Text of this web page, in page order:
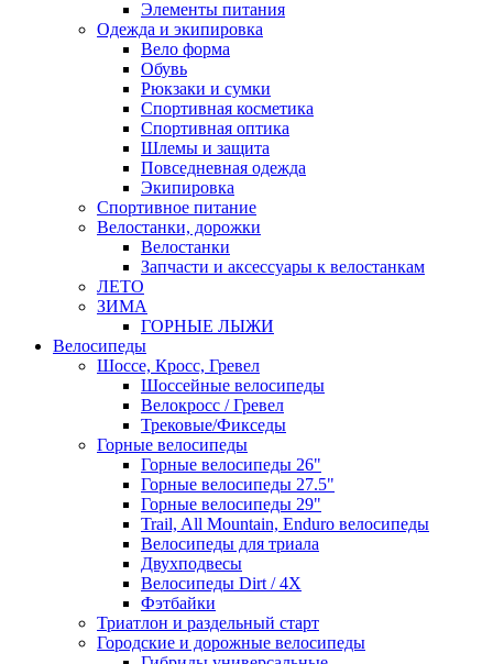
Элементы питания
Одежда и экипировка
Вело форма
Обувь
Рюкзаки и сумки
Спортивная косметика
Спортивная оптика
Шлемы и защита
Повседневная одежда
Экипировка
Спортивное питание
Велостанки, дорожки
Велостанки
Запчасти и аксессуары к велостанкам
ЛЕТО
ЗИМА
ГОРНЫЕ ЛЫЖИ
Велосипеды
Шоссе, Кросс, Гревел
Шоссейные велосипеды
Велокросс / Гревел
Трековые/Фикседы
Горные велосипеды
Горные велосипеды 26"
Горные велосипеды 27.5"
Горные велосипеды 29"
Trail, All Mountain, Enduro велосипеды
Велосипеды для триала
Двухподвесы
Велосипеды Dirt / 4X
Фэтбайки
Триатлон и раздельный старт
Городские и дорожные велосипеды